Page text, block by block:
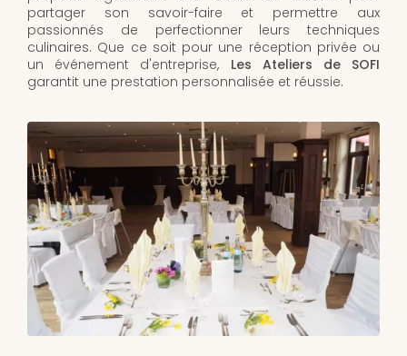
partager son savoir-faire et permettre aux
passionnés de perfectionner leurs techniques
culinaires. Que ce soit pour une réception privée ou
un événement d'entreprise, Les Ateliers de SOFI
garantit une prestation personnalisée et réussie.